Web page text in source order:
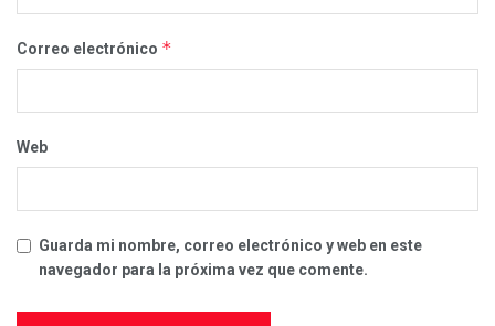
Correo electrónico *
Web
Guarda mi nombre, correo electrónico y web en este
navegador para la próxima vez que comente.